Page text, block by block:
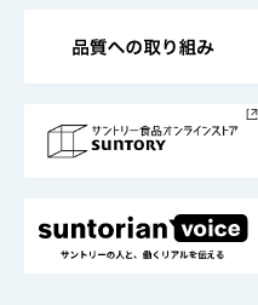
採用情報